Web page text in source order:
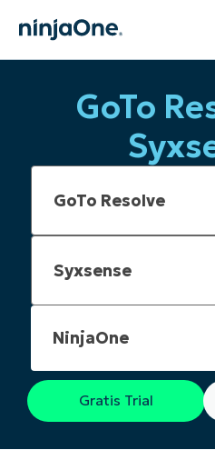
GoTo
NinjaOne
Gratis Trial